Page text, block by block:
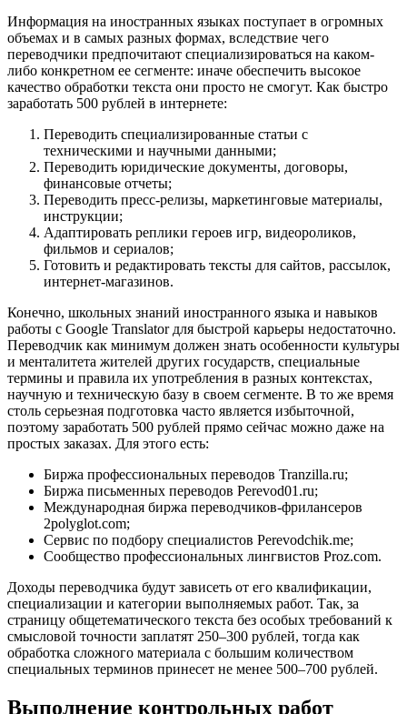
Информация на иностранных языках поступает в огромных
объемах и в самых разных формах, вследствие чего
переводчики предпочитают специализироваться на каком-
либо конкретном ее сегменте: иначе обеспечить высокое
качество обработки текста они просто не смогут. Как быстро
заработать 500 рублей в интернете:
Переводить специализированные статьи с
техническими и научными данными;
Переводить юридические документы, договоры,
финансовые отчеты;
Переводить пресс-релизы, маркетинговые материалы,
инструкции;
Адаптировать реплики героев игр, видеороликов,
фильмов и сериалов;
Готовить и редактировать тексты для сайтов, рассылок,
интернет-магазинов.
Конечно, школьных знаний иностранного языка и навыков
работы с Google Translator для быстрой карьеры недостаточно.
Переводчик как минимум должен знать особенности культуры
и менталитета жителей других государств, специальные
термины и правила их употребления в разных контекстах,
научную и техническую базу в своем сегменте. В то же время
столь серьезная подготовка часто является избыточной,
поэтому заработать 500 рублей прямо сейчас можно даже на
простых заказах. Для этого есть:
Биржа профессиональных переводов Tranzilla.ru;
Биржа письменных переводов Perevod01.ru;
Международная биржа переводчиков-фрилансеров
2polyglot.com;
Сервис по подбору специалистов Perevodchik.me;
Сообщество профессиональных лингвистов Proz.com.
Доходы переводчика будут зависеть от его квалификации,
специализации и категории выполняемых работ. Так, за
страницу общетематического текста без особых требований к
смысловой точности заплатят 250–300 рублей, тогда как
обработка сложного материала с большим количеством
специальных терминов принесет не менее 500–700 рублей.
Выполнение контрольных работ